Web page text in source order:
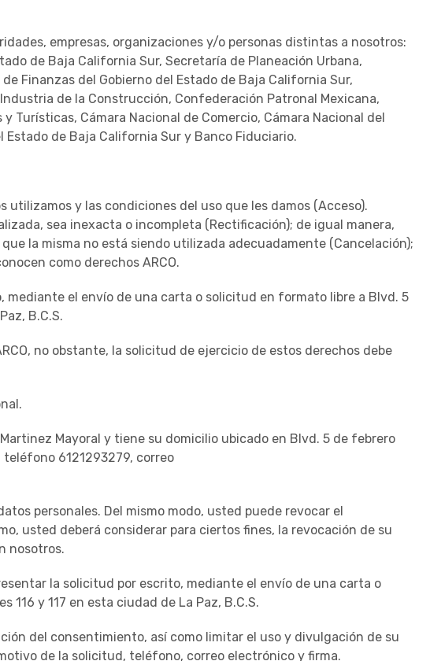
empresas, organizaciones y/o personas distintas a nosotros:
de Baja California Sur, Secretaría de Planeación Urbana,
Finanzas del Gobierno del Estado de Baja California Sur,
de la Construcción, Confederación Patronal Mexicana,
Turísticas, Cámara Nacional de Comercio, Cámara Nacional del
de Baja California Sur y Banco Fiduciario.
y las condiciones del uso que les damos (Acceso).
sea inexacta o incompleta (Rectificación); de igual manera,
la misma no está siendo utilizada adecuadamente (Cancelación);
como derechos ARCO.
mediante el envío de una carta o solicitud en formato libre a Blvd. 5
B.C.S.
no obstante, la solicitud de ejercicio de estos derechos debe
Mayoral y tiene su domicilio ubicado en Blvd. 5 de febrero
teléfono 6121293279, correo
personales. Del mismo modo, usted puede revocar el
usted deberá considerar para ciertos fines, la revocación de su
nosotros.
la solicitud por escrito, mediante el envío de una carta o
y 117 en esta ciudad de La Paz, B.C.S.
del consentimiento, así como limitar el uso y divulgación de su
de la solicitud, teléfono, correo electrónico y firma.